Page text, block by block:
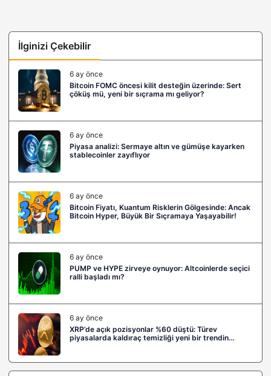
İlginizi Çekebilir
6 ay önce
Bitcoin FOMC öncesi kilit desteğin üzerinde: Sert
çöküş mü, yeni bir sıçrama mı geliyor?
6 ay önce
Piyasa analizi: Sermaye altın ve gümüşe kayarken
stablecoinler zayıflıyor
6 ay önce
Bitcoin Fiyatı, Kuantum Risklerin Gölgesinde: Ancak
Bitcoin Hyper, Büyük Bir Sıçramaya Yaşayabilir!
6 ay önce
PUMP ve HYPE zirveye oynuyor: Altcoinlerde seçici
ralli başladı mı?
6 ay önce
XRP’de açık pozisyonlar %60 düştü: Türev
piyasalarda kaldıraç temizliği yeni bir trendin